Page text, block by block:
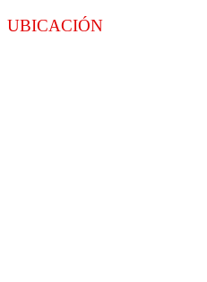
UBICACIÓN